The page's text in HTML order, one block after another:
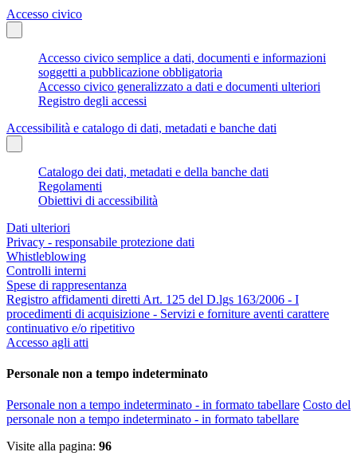
Accesso civico
Accesso civico semplice a dati, documenti e informazioni
soggetti a pubblicazione obbligatoria
Accesso civico generalizzato a dati e documenti ulteriori
Registro degli accessi
Accessibilità e catalogo di dati, metadati e banche dati
Catalogo dei dati, metadati e della banche dati
Regolamenti
Obiettivi di accessibilità
Dati ulteriori
Privacy - responsabile protezione dati
Whistleblowing
Controlli interni
Spese di rappresentanza
Registro affidamenti diretti Art. 125 del D.lgs 163/2006 - I
procedimenti di acquisizione - Servizi e forniture aventi carattere
continuativo e/o ripetitivo
Accesso agli atti
Personale non a tempo indeterminato
Personale non a tempo indeterminato - in formato tabellare Costo del
personale non a tempo indeterminato - in formato tabellare
Visite alla pagina: 96